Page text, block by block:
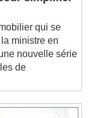
simplifier
qui se
ministre en
nouvelle série
de